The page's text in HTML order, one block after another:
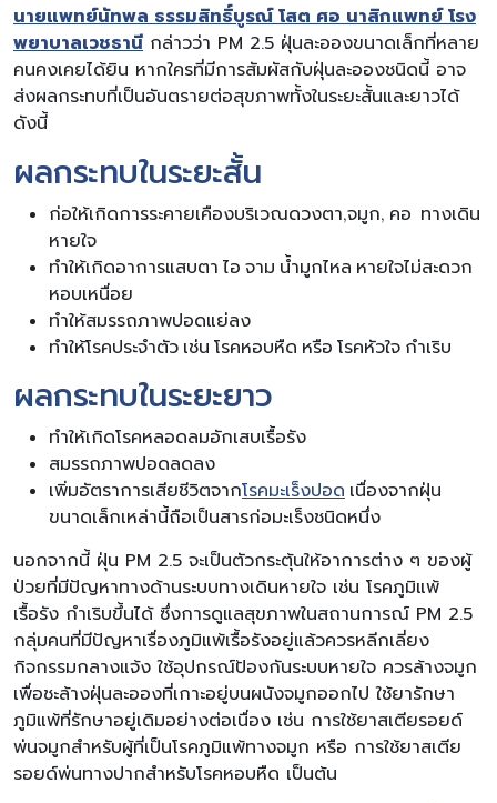
นายแพทย์นัทพล ธรรมสิทธิ์บูรณ์ โสต ศอ นาสิกแพทย์ โรง
พยาบาลเวชธานี กล่าวว่า PM 2.5 ฝุ่นละอองขนาดเล็กที่หลาย
คนคงเคยได้ยิน หากใครที่มีการสัมผัสกับฝุ่นละอองชนิดนี้ อาจ
ส่งผลกระทบที่เป็นอันตรายต่อสุขภาพทั้งในระยะสั้นและยาวได้
ดังนี้
ผลกระทบในระยะสั้น
ก่อให้เกิดการระคายเคืองบริเวณดวงตา,จมูก, คอ ทางเดิน
หายใจ
ทำให้เกิดอาการแสบตา ไอ จาม น้ำมูกไหล หายใจไม่สะดวก
หอบเหนื่อย
ทำให้สมรรถภาพปอดแย่ลง
ทำให้โรคประจำตัว เช่น โรคหอบหืด หรือ โรคหัวใจ กำเริบ
ผลกระทบในระยะยาว
ทำให้เกิดโรคหลอดลมอักเสบเรื้อรัง
สมรรถภาพปอดลดลง
เพิ่มอัตราการเสียชีวิตจากโรคมะเร็งปอด เนื่องจากฝุ่น
ขนาดเล็กเหล่านี้ถือเป็นสารก่อมะเร็งชนิดหนึ่ง
นอกจากนี้ ฝุ่น PM 2.5 จะเป็นตัวกระตุ้นให้อาการต่าง ๆ ของผู้
ป่วยที่มีปัญหาทางด้านระบบทางเดินหายใจ เช่น โรคภูมิแพ้
เรื้อรัง กำเริบขึ้นได้ ซึ่งการดูแลสุขภาพในสถานการณ์ PM 2.5
กลุ่มคนที่มีปัญหาเรื่องภูมิแพ้เรื้อรังอยู่แล้วควรหลีกเลี่ยง
กิจกรรมกลางแจ้ง ใช้อุปกรณ์ป้องกันระบบหายใจ ควรล้างจมูก
เพื่อชะล้างฝุ่นละอองที่เกาะอยู่บนผนังจมูกออกไป ใช้ยารักษา
ภูมิแพ้ที่รักษาอยู่เดิมอย่างต่อเนื่อง เช่น การใช้ยาสเตียรอยด์
พ่นจมูกสำหรับผู้ที่เป็นโรคภูมิแพ้ทางจมูก หรือ การใช้ยาสเตีย
รอยด์พ่นทางปากสำหรับโรคหอบหืด เป็นต้น